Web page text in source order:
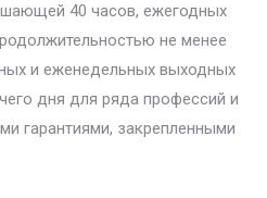
40 часов, ежегодных
не менее
и еженедельных выходных
дня для ряда профессий и
гарантиями, закрепленными